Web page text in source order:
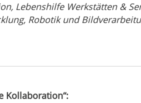
Lebenshilfe Werkstätten &
Robotik und
Kollaboration“: